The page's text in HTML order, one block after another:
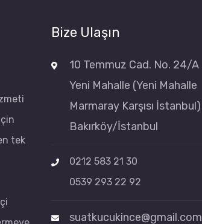
tek
Bize Ulaşın
10 Temmuz Cad. No. 24/A
Yeni Mahalle (Yeni Mahalle
Marmaray Karşısı İstanbul)
Bakırköy/İstanbul
0212 583 21 30
0539 293 22 92
suatkucukince@gmail.com